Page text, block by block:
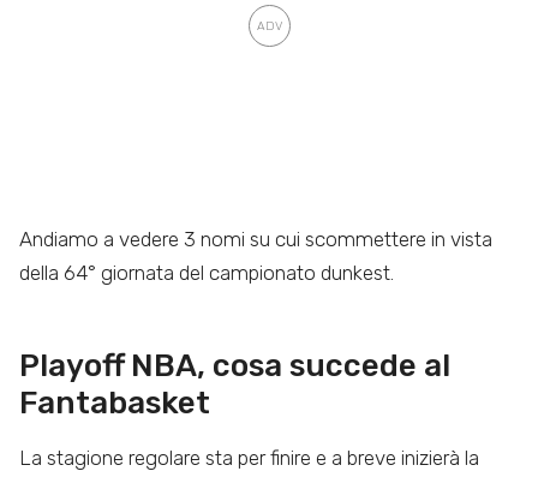
Andiamo a vedere 3 nomi su cui scommettere in vista
della 64° giornata del campionato dunkest.
Playoff NBA, cosa succede al
Fantabasket
La stagione regolare sta per finire e a breve inizierà la